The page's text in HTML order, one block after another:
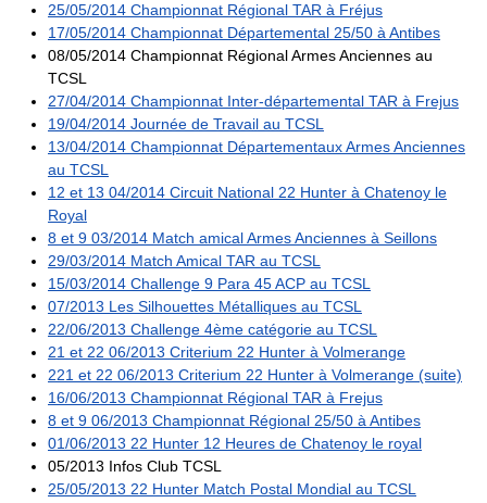
25/05/2014 Championnat Régional TAR à Fréjus
17/05/2014 Championnat Départemental 25/50 à Antibes
08/05/2014 Championnat Régional Armes Anciennes au
TCSL
27/04/2014 Championnat Inter-départemental TAR à Frejus
19/04/2014 Journée de Travail au TCSL
13/04/2014 Championnat Départementaux Armes Anciennes
au TCSL
12 et 13 04/2014 Circuit National 22 Hunter à Chatenoy le
Royal
8 et 9 03/2014 Match amical Armes Anciennes à Seillons
29/03/2014 Match Amical TAR au TCSL
15/03/2014 Challenge 9 Para 45 ACP au TCSL
07/2013 Les Silhouettes Métalliques au TCSL
22/06/2013 Challenge 4ème catégorie au TCSL
21 et 22 06/2013 Criterium 22 Hunter à Volmerange
221 et 22 06/2013 Criterium 22 Hunter à Volmerange (suite)
16/06/2013 Championnat Régional TAR à Frejus
8 et 9 06/2013 Championnat Régional 25/50 à Antibes
01/06/2013 22 Hunter 12 Heures de Chatenoy le royal
05/2013 Infos Club TCSL
25/05/2013 22 Hunter Match Postal Mondial au TCSL